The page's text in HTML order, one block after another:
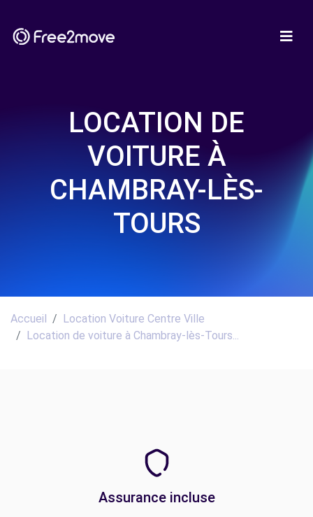
LOCATION DE
VOITURE À
CHAMBRAY-LÈS-
TOURS
Accueil
Location Voiture Centre Ville
Location de voiture à Chambray-lès-Tours...
Assurance incluse